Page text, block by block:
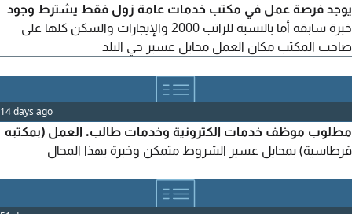
يوجد فرصة عمل في مكتب خدمات عامة زول فقط يشترط وجود
خبرة سابقه أما بالنسبة للراتب 2000 والإيجارات والسكن كلها على
صاحب المكتب مكان العمل محايل عسير حي البلد
14 days ago
مطلوب موظف خدمات الكترونية وخدمات طالب. العمل (بمكتبه
قرطاسية) بمحايل عسير الشروط متمكن وخبرة بهذا المجال